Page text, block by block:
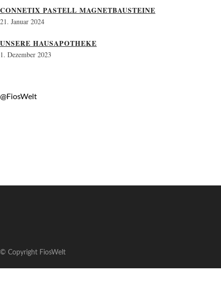
CONNETIX PASTELL MAGNETBAUSTEINE
21. Januar 2024
UNSERE HAUSAPOTHEKE
1. Dezember 2023
@FiosWelt
© Copyright FiosWelt